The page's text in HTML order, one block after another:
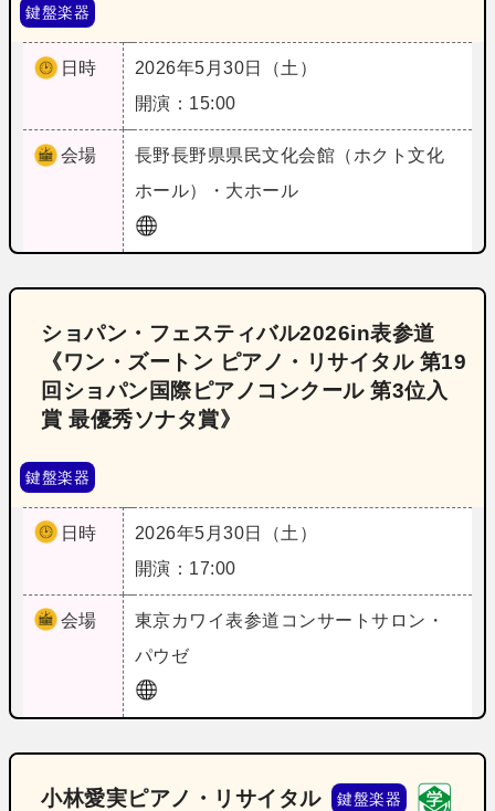
鍵盤楽器
日時
2026年5月30日（土）
開演：15:00
会場 長野長野県県民文化会館（ホクト文化
ホール）・大ホール
ショパン・フェスティバル2026in表参道
《ワン・ズートン ピアノ・リサイタル 第19
回ショパン国際ピアノコンクール 第3位入
賞 最優秀ソナタ賞》
鍵盤楽器
日時
2026年5月30日（土）
開演：17:00
会場 東京カワイ表参道コンサートサロン・
パウゼ
小林愛実ピアノ・リサイタル 鍵盤楽器